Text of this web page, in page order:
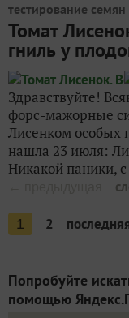
тестирование
Томат
гниль у
Здравствуйте!
форс-мажорные
Лисенком особых
нашла 23 июля:
Никакой паники,
1 2
Попробуйте
помощью